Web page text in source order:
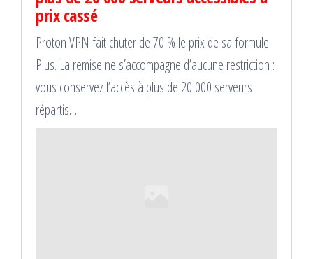
prix cassé
Proton VPN fait chuter de 70 % le prix de sa formule
Plus. La remise ne s’accompagne d’aucune restriction :
vous conservez l’accès à plus de 20 000 serveurs
répartis…